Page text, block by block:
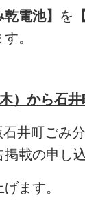
乾電池】 を
。
）から石
井町ごみ
載の申し
ます。